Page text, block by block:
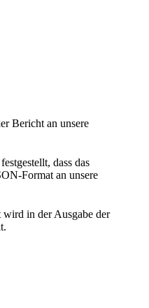
Bericht an unsere
dass das
Format an unsere
in der Ausgabe der